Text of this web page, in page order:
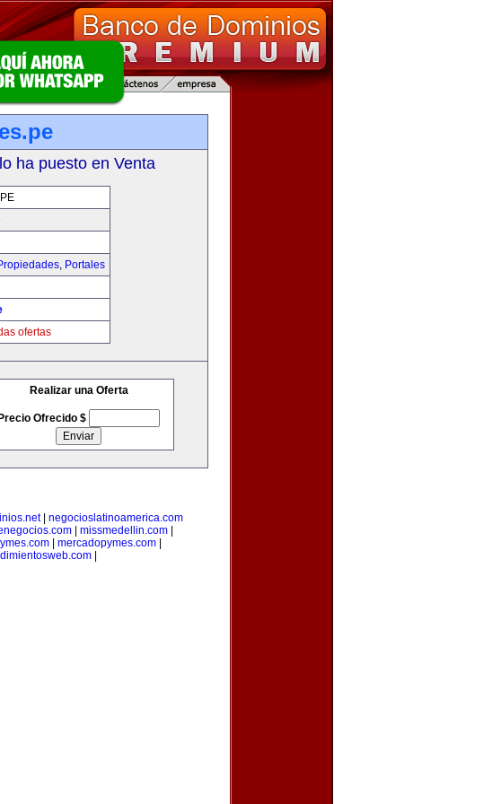
ha puesto en Venta
, Portales
ofertas
Realizar una Oferta
Precio Ofrecido $
| negocioslatinoamerica.com
missmedellin.com
| mercadopymes.com|
|